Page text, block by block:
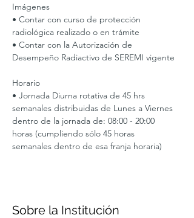
Imágenes
• Contar con curso de protección
radiológica realizado o en trámite
• Contar con la Autorización de
Desempeño Radiactivo de SEREMI vigente
Horario
• Jornada Diurna rotativa de 45 hrs
semanales distribuidas de Lunes a Viernes
dentro de la jornada de: 08:00 - 20:00
horas (cumpliendo sólo 45 horas
semanales dentro de esa franja horaria)
Sobre la Institución